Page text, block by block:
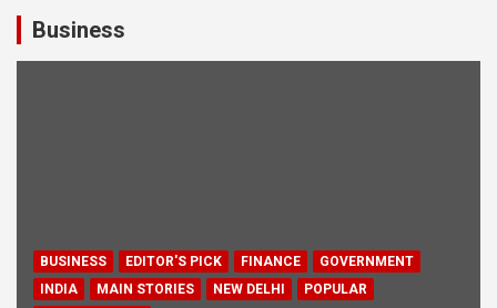
Business
BUSINESS EDITOR'S PICK FINANCE
GOVERNMENT
INDIA
MAIN STORIES NEW DELHI
POPULAR